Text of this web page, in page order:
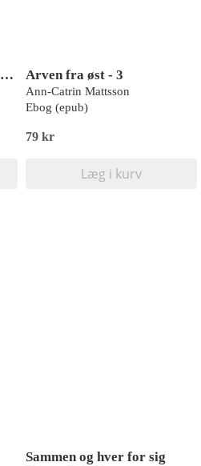
Arven fra Lorien #4: Den fortabte Fem Arven fra øst - 3
Ann-Catrin Mattsson
Ebog (epub)
79 kr
Læg i kurv
Sammen og hver for sig